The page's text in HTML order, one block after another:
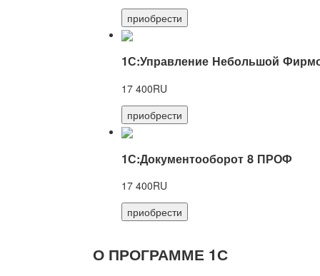
приобрести
1С:Управление Небольшой
17 400RU
приобрести
1С:Документооборот 8 ПРОФ
17 400RU
приобрести
О ПРОГРАММЕ 1С